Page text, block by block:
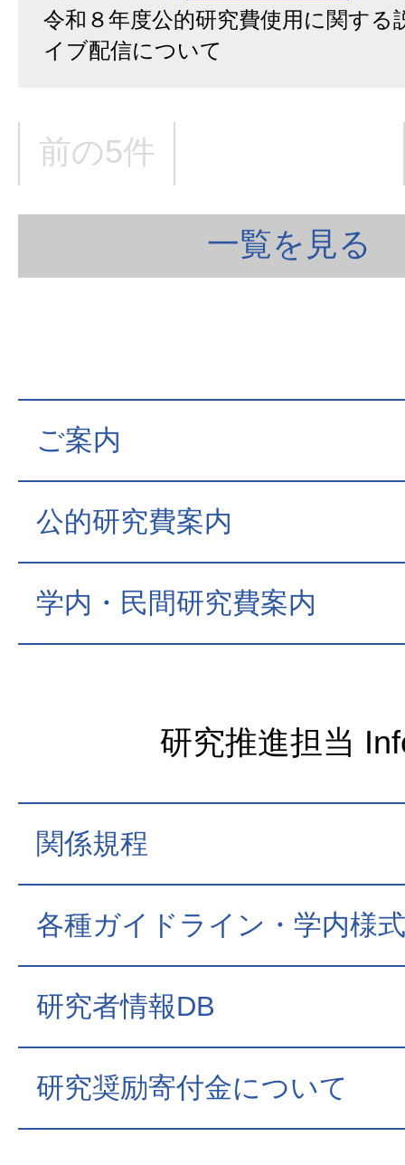
令和８年度公的研究費使用に関する
イブ配信について
前の5件
一覧を見る
ご案内
公的研究費案内
学内・民間研究費案内
研究推進担当
関係規程
各種ガイドライン・学内様式
研究者情報DB
研究奨励寄付金について